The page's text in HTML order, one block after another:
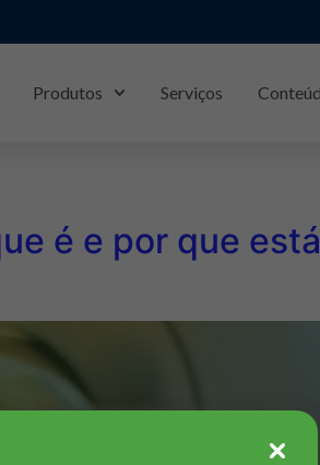
Produtos Serviços
é e por que